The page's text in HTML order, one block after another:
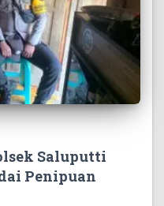
Saluputti
Penipuan